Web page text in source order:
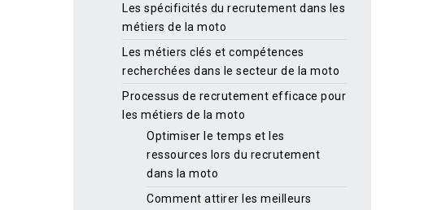
Les spécificités du recrutement dans les
métiers de la moto
Les métiers clés et compétences
recherchées dans le secteur de la moto
Processus de recrutement efficace pour
les métiers de la moto
Optimiser le temps et les
ressources lors du recrutement
dans la moto
Comment attirer les meilleurs